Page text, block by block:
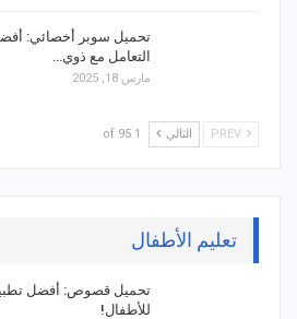
تحميل سوبر أخصائي:
التعامل مع ذوي…
مارس 18, 2025
التالي 1 of 95
تعليم الأطفال
تحميل قصوص: أفضل
للأطفال!